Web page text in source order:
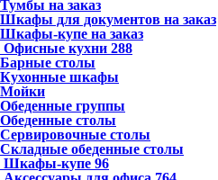
Тумбы на заказ
Шкафы для документов на заказ
Шкафы-купе на заказ
Офисные кухни 288
Барные столы
Кухонные шкафы
Мойки
Обеденные группы
Обеденные столы
Сервировочные столы
Складные обеденные столы
Шкафы-купе 96